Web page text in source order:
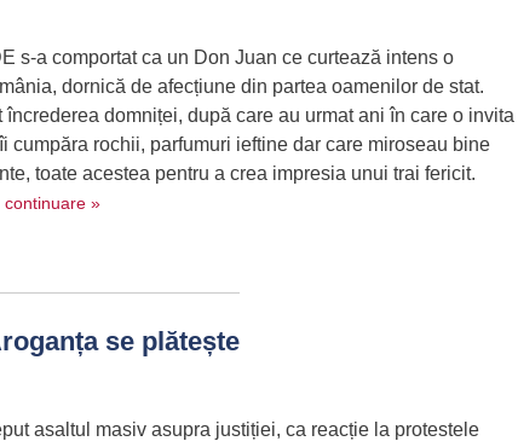
s-a comportat ca un Don Juan ce curtează intens o
dornică de afecțiune din partea oamenilor de stat.
domniței, după care au urmat ani în care o invita
cumpăra rochii, parfumuri ieftine dar care miroseau bine
toate acestea pentru a crea impresia unui trai fericit.
continuare »
se plătește
asaltul masiv asupra justiției, ca reacție la protestele